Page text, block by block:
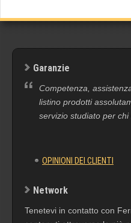
Garanzie
Competenza,
listino prodotti
servizio studiato per chi
OPINIONI DEI CLIENTI
Network
Tenetevi in contatto con